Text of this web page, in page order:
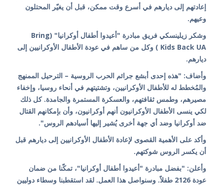
إعادتهم إلى ديارهم في أسرع وقت ممكن، قبل أن يغيّر المحتلون
وعيهم.
وشكر زيلينسكي فريق مبادرة "أعيدوا أطفال أوكرانيا" (Bring
Kids Back UA ) وكل من ساهم في عودة الأطفال الأوكرانيين إلى
ديارهم.
وأضاف: "هذه إحدى أبشع جرائم الحرب الروسية – الترحيل الممنهج
والمُخطط له للأطفال الأوكرانيين، وتشتيتهم في أنحاء روسيا، وإخفاء
مصيرهم، وطمس ثقافتهم، والعسكرة المستمرة والجامدة. كل ذلك
لكي ينسى الأطفال الأوكرانيون أنهم أوكرانيون، وأن بإمكانهم القتال
ضد أوكرانيا وضد أي جهة أخرى يُشير إليها أسيادهم الروس".
وأكد على الأهمية القصوى لإعادة الأطفال الأوكرانيين إلى ديارهم قبل
أن يكسر الروس شوكتهم.
وأعلن: "بفضل مبادرة "أعيدوا أطفال أوكرانيا"، تمكّنا من ضمان
عودة 2126 طفلاً. وسنواصل هذا العمل. لقد استقطبنا وسطاء دوليين